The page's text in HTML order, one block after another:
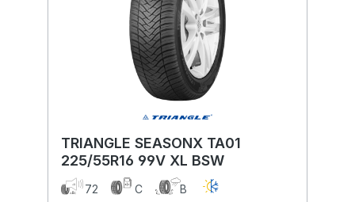
TRIANGLE SEASONX TA01
225/55R16 99V XL BSW
72 C
B